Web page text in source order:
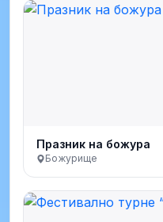
Празник на божура
Божурище